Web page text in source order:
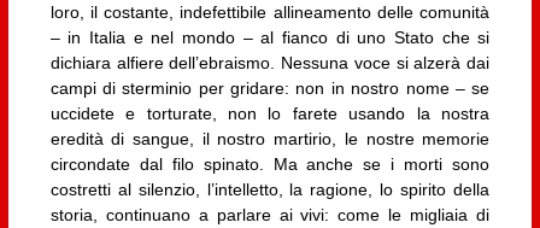
loro, il costante, indefettibile allineamento delle comunità
– in Italia e nel mondo – al fianco di uno Stato che si
dichiara alfiere dell’ebraismo. Nessuna voce si alzerà dai
campi di sterminio per gridare: non in nostro nome – se
uccidete e torturate, non lo farete usando la nostra
eredità di sangue, il nostro martirio, le nostre memorie
circondate dal filo spinato. Ma anche se i morti sono
costretti al silenzio, l’intelletto, la ragione, lo spirito della
storia, continuano a parlare ai vivi: come le migliaia di